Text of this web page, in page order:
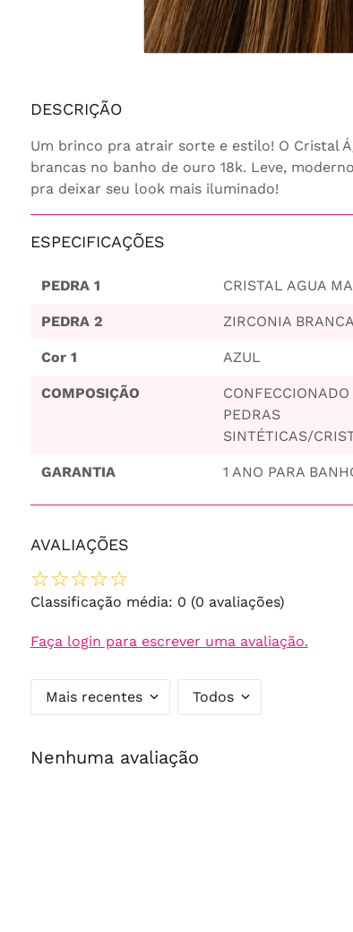
DESCRIÇÃO
Um brinco pra atrair sorte e estilo! O Cristal
brancas no banho de ouro 18k. Leve,
pra deixar seu look mais iluminado!
ESPECIFICAÇÕES
PEDRA 1 CRISTAL AGUA
PEDRA 2 ZIRCONIA BRANCA
Cor 1 AZUL
COMPOSIÇÃO
CONFECCIONADO
PEDRAS
SINTÉTICAS/
GARANTIA 1 ANO PARA
AVALIAÇÕES
☆☆☆☆☆
Classificação média: 0 (0 avaliações)
Faça login para escrever uma avaliação.
Mais recentes Todos
Nenhuma avaliação